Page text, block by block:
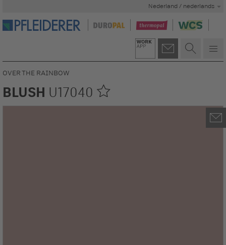
Nederland / nederlands
OVER THE RAINBOW
BLUSH U17040